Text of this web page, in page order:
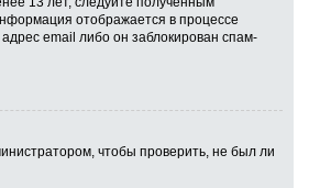
отображается в процессе
email либо он заблокирован спам-
чтобы проверить, не был ли